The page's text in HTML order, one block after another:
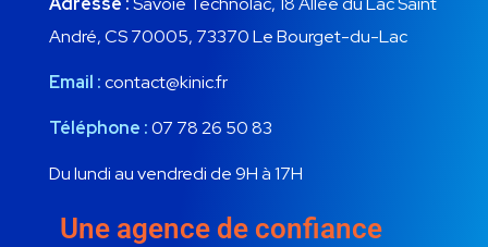
André, CS 70005, 73370 Le Bourget-du-Lac
Email :contact@kinic.fr
Téléphone :07 78 26 50 83
Du lundi au vendredi de 9H à 17H
Une agence de confiance